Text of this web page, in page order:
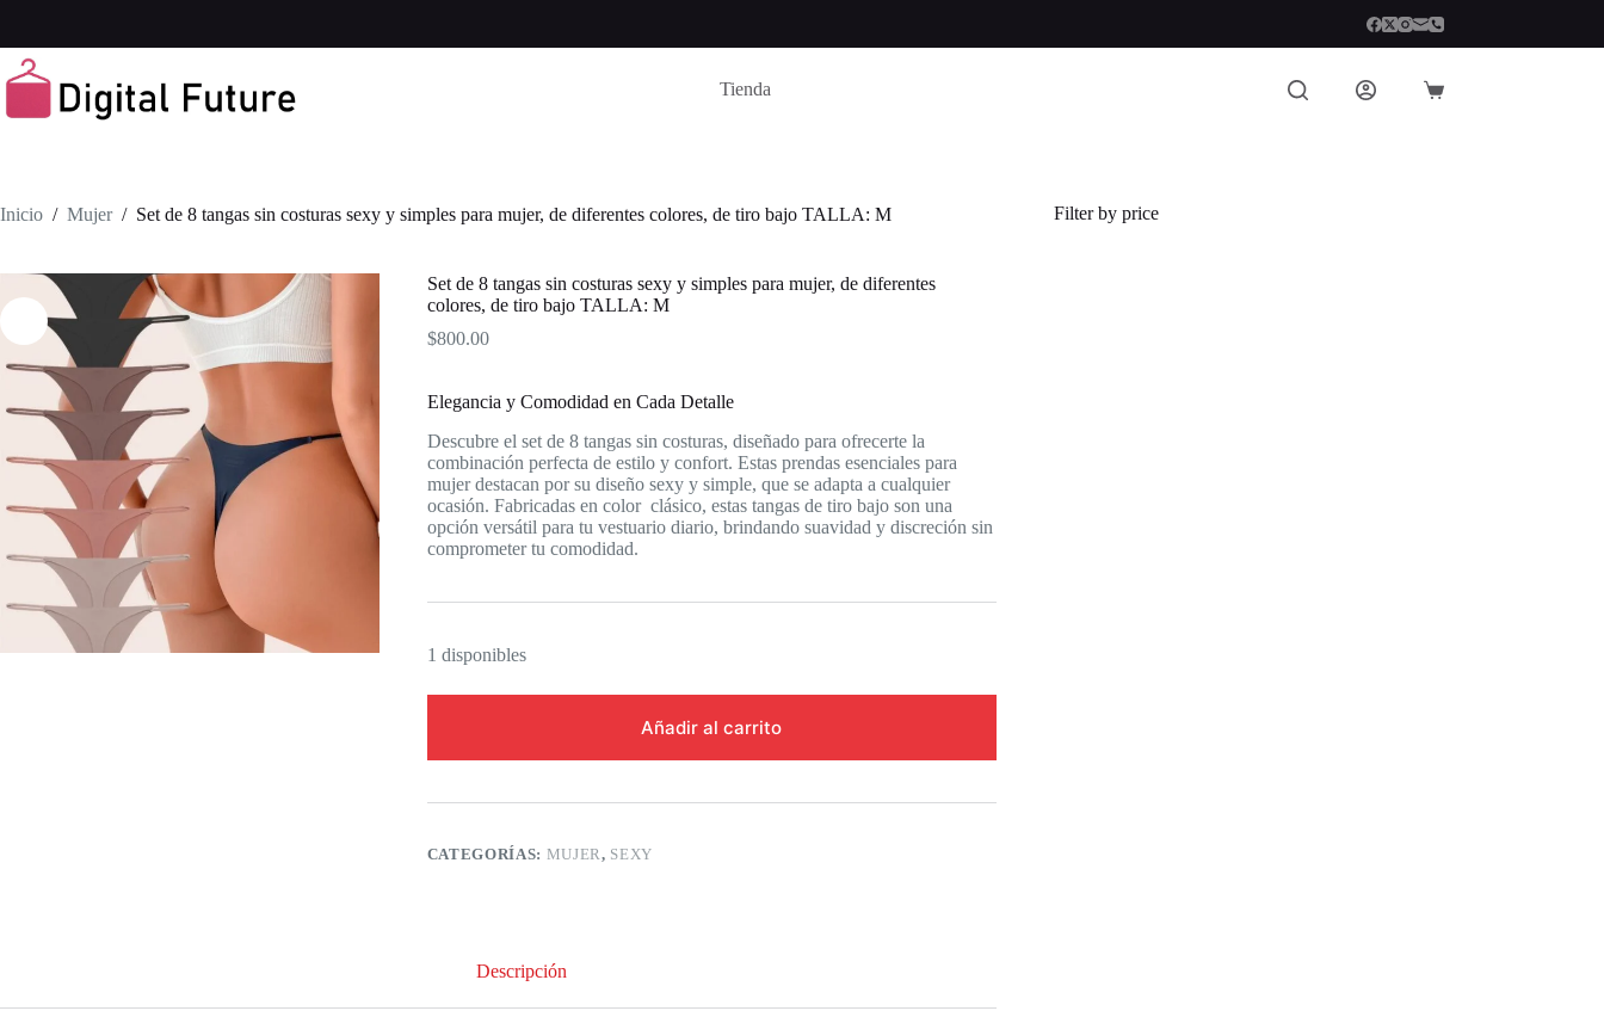
contenido
Tienda
Carro
Inicio / Mujer / Set de 8 tangas sin costuras sexy y simples para mujer, de diferentes colores, de tiro bajo TALLA: M
Set de 8 tangas sin costuras sexy y simples para mujer, de diferentes
colores, de tiro bajo TALLA: M
$800.00
Elegancia y Comodidad en Cada Detalle
Descubre el set de 8 tangas sin costuras, diseñado para ofrecerte la
combinación perfecta de estilo y confort. Estas prendas esenciales para
mujer destacan por su diseño sexy y simple, que se adapta a cualquier
ocasión. Fabricadas en color clásico, estas tangas de tiro bajo son una
opción versátil para tu vestuario diario, brindando suavidad y discreción sin
comprometer tu comodidad.
1 disponibles
Añadir al carrito
CATEGORÍAS: MUJER, SEXY
Descripción
Filter by price